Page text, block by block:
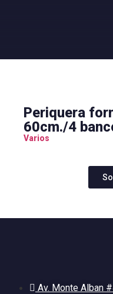
Periquera
60cm./4
Varios
Av. Monte Alban